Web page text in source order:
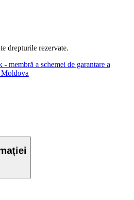
drepturile rezervate.
- membră a schemei de garantare a